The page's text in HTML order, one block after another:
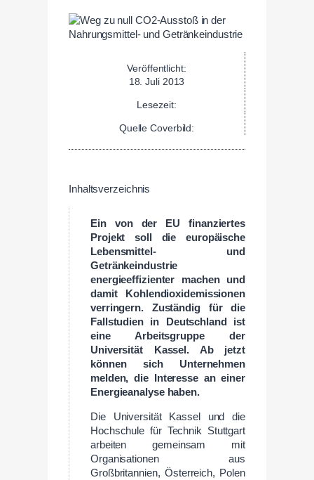
Veröffentlicht:
18. Juli 2013
Lesezeit:
Quelle Coverbild:
Inhaltsverzeichnis
Ein von der EU finanziertes
Projekt soll die europäische
Lebensmittel- und
Getränkeindustrie
energieeffizienter machen und
damit Kohlendioxidemissionen
verringern. Zuständig für die
Fallstudien in Deutschland ist
eine Arbeitsgruppe der
Universität Kassel. Ab jetzt
können sich Unternehmen
melden, die Interesse an einer
Energieanalyse haben.
Die Universität Kassel und die
Hochschule für Technik Stuttgart
arbeiten gemeinsam mit
Organisationen aus
Großbritannien, Österreich, Polen